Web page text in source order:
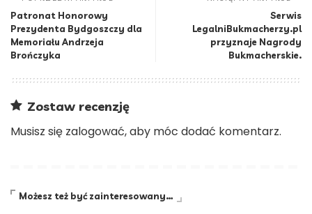
Patronat Honorowy
Prezydenta Bydgoszczy dla
Memoriału Andrzeja
Brończyka
Serwis
LegalniBukmacherzy.pl
przyznaje Nagrody
Bukmacherskie.
Zostaw recenzję
Musisz się zalogować, aby móc dodać komentarz.
Możesz też być zainteresowany…